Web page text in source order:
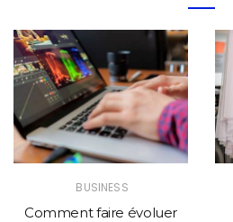
BUSINESS
Comment faire évoluer